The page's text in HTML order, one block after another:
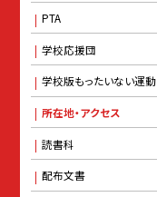
PTA
学校応援団
学校版もったいない運動
所在地・アクセス
読書科
配布文書